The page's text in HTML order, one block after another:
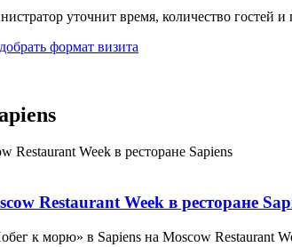
уточнит время, количество гостей
формат визита
Restaurant Week в ресторане
к морю» в Sapiens на Moscow Restaurant